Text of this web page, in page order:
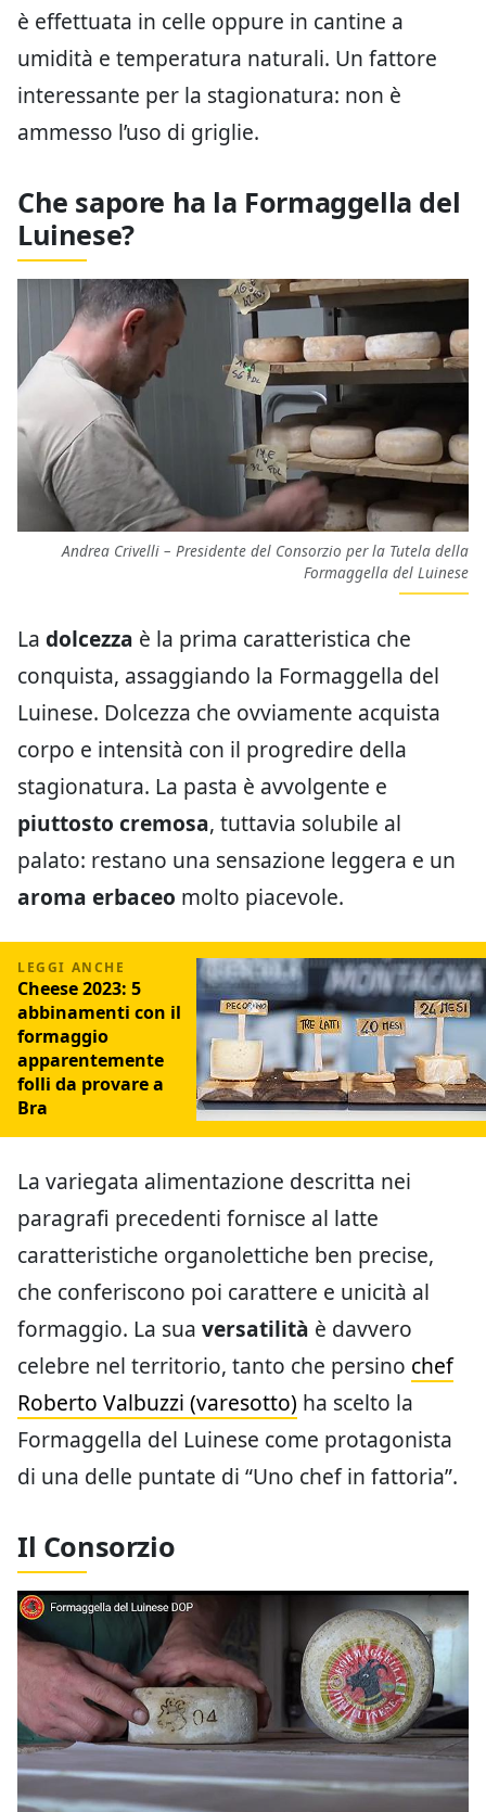
è effettuata in celle oppure in cantine a
umidità e temperatura naturali. Un fattore
interessante per la stagionatura: non è
ammesso l’uso di griglie.
Che sapore ha la Formaggella del
Luinese?
Andrea Crivelli – Presidente del Consorzio per la Tutela della
Formaggella del Luinese
La dolcezza è la prima caratteristica che
conquista, assaggiando la Formaggella del
Luinese. Dolcezza che ovviamente acquista
corpo e intensità con il progredire della
stagionatura. La pasta è avvolgente e
piuttosto cremosa, tuttavia solubile al
palato: restano una sensazione leggera e un
aroma erbaceo molto piacevole.
Cheese 2023: 5
abbinamenti con il
formaggio
apparentemente
folli da provare a
Bra
La variegata alimentazione descritta nei
paragrafi precedenti fornisce al latte
caratteristiche organolettiche ben precise,
che conferiscono poi carattere e unicità al
formaggio. La sua versatilità è davvero
celebre nel territorio, tanto che persino chef
Roberto Valbuzzi (varesotto) ha scelto la
Formaggella del Luinese come protagonista
di una delle puntate di “Uno chef in fattoria”.
Il Consorzio